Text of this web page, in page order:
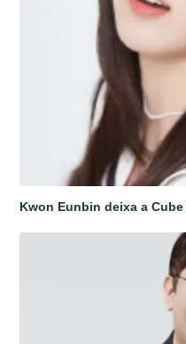
Kwon Eunbin deixa a